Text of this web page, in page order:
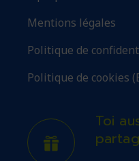
Mentions légales
Politique de
Politique de cookies
Toi